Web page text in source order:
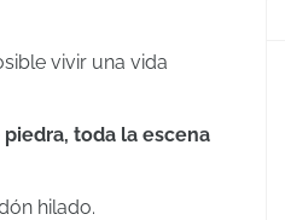
vivir una vida
toda la escena
hilado.